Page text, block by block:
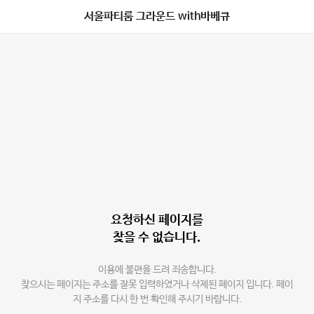
서울파티룸 그라운드 with바베큐
요청하신 페이지를
찾을 수 없습니다.
이용에 불편을 드려 죄송합니다.
찾으시는 페이지는 주소를 잘못 입력하였거나 삭제된 페이지 입니다. 페이
지 주소를 다시 한 번 확인해 주시기 바랍니다.